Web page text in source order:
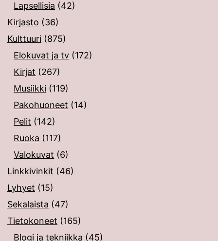
Lapsellisia (42)
Kirjasto (36)
Kulttuuri (875)
Elokuvat ja tv (172)
Kirjat (267)
Musiikki (119)
Pakohuoneet (14)
Pelit (142)
Ruoka (117)
Valokuvat (6)
Linkkivinkit (46)
Lyhyet (15)
Sekalaista (47)
Tietokoneet (165)
Blogi ja tekniikka (45)